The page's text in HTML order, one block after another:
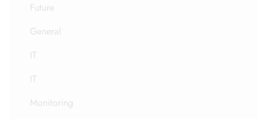
Future
General
IT
IT
Monitoring